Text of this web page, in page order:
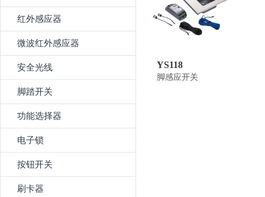
红外感应器
微波红外感应器
安全光线
脚踏开关
功能选择器
电子锁
按钮开关
刷卡器
YS118
脚感应开关